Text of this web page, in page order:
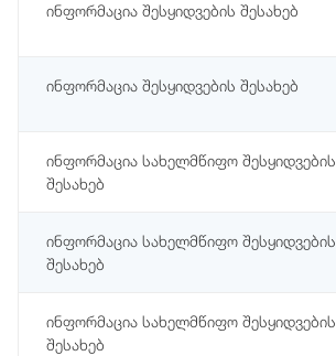
ინფორმაცია შესყიდვების შესახებ
ინფორმაცია შესყიდვების შესახებ
ინფორმაცია სახელმწიფო შესყიდვების
შესახებ
ინფორმაცია სახელმწიფო შესყიდვების
შესახებ
ინფორმაცია სახელმწიფო შესყიდვების
შესახებ